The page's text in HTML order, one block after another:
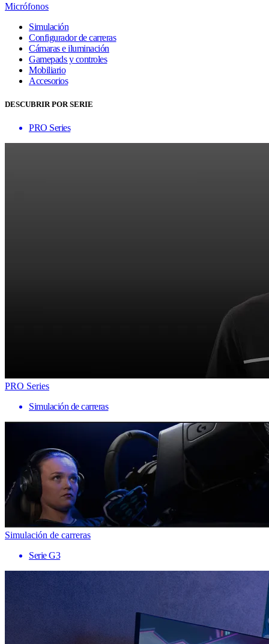
Micrófonos
Simulación
Configurador de carreras
Cámaras e iluminación
Gamepads y controles
Mobiliario
Accesorios
DESCUBRIR POR SERIE
PRO Series
PRO Series
Simulación de carreras
Simulación de carreras
Serie G3